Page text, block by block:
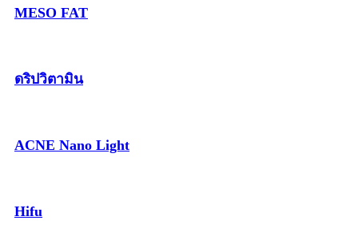
MESO FAT
ดริปวิตามิน
ACNE Nano Light
Hifu